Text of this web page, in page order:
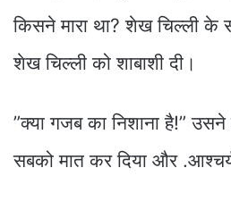
किसने मारा था? शेख चिल्ली के
शेख चिल्ली को शाबाशी दी।
”क्या गजब का निशाना है!”
सबको मात कर दिया और